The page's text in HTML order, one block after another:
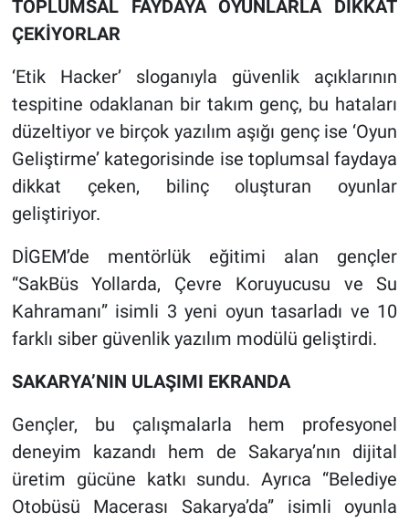
TOPLUMSAL FAYDAYA OYUNLARLA DİKKAT
ÇEKİYORLAR
‘Etik Hacker’ sloganıyla güvenlik açıklarının
tespitine odaklanan bir takım genç, bu hataları
düzeltiyor ve birçok yazılım aşığı genç ise ‘Oyun
Geliştirme’ kategorisinde ise toplumsal faydaya
dikkat çeken, bilinç oluşturan oyunlar
geliştiriyor.
DİGEM’de mentörlük eğitimi alan gençler
“SakBüs Yollarda, Çevre Koruyucusu ve Su
Kahramanı” isimli 3 yeni oyun tasarladı ve 10
farklı siber güvenlik yazılım modülü geliştirdi.
SAKARYA’NIN ULAŞIMI EKRANDA
Gençler, bu çalışmalarla hem profesyonel
deneyim kazandı hem de Sakarya’nın dijital
üretim gücüne katkı sundu. Ayrıca “Belediye
Otobüsü Macerası Sakarya’da”
isimli oyunla